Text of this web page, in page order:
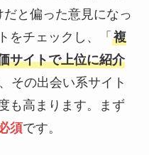
と偏った意見になっ
をチェックし、「 複
サイトで上位に紹介
その出会い系サイト
も高まります。まず
須です。